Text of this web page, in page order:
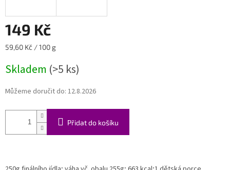
149 Kč
Měrná
59,60 Kč / 100 g
Skladem (>5 ks)
Můžeme doručit do: 12.8.2026
Přidat do košíku